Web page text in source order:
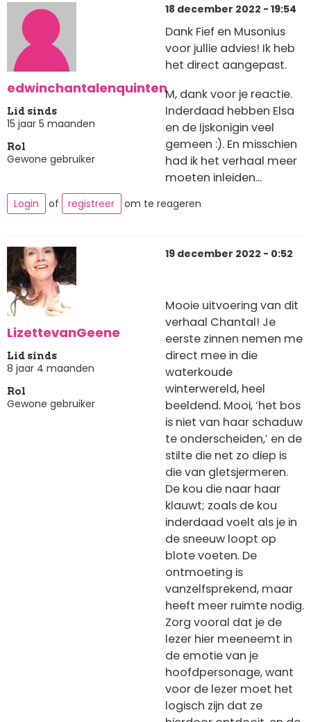
edwinchantalenquinten
Lid sinds
15 jaar 5 maanden
Rol
Gewone gebruiker
18 december 2022 - 19:54
Dank Fief en Musonius
voor jullie advies! Ik heb
het direct aangepast.
M, dank voor je reactie.
Inderdaad hebben Elsa
en de Ijskonigin veel
gemeen :). En misschien
had ik het verhaal meer
moeten inleiden...
Login of registreer om te reageren
LizettevanGeene
Lid sinds
8 jaar 4 maanden
Rol
Gewone gebruiker
19 december 2022 - 0:52
Mooie uitvoering van dit
verhaal Chantal! Je
eerste zinnen nemen me
direct mee in die
waterkoude
winterwereld, heel
beeldend. Mooi, ‘het bos
is niet van haar schaduw
te onderscheiden,’ en de
stilte die net zo diep is
die van gletsjermeren.
De kou die naar haar
klauwt; zoals de kou
inderdaad voelt als je in
de sneeuw loopt op
blote voeten. De
ontmoeting is
vanzelfsprekend, maar
heeft meer ruimte nodig.
Zorg vooral dat je de
lezer hier meeneemt in
de emotie van je
hoofdpersonage, want
voor de lezer moet het
logisch zijn dat ze